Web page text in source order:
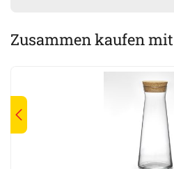
Zusammen kaufen mit